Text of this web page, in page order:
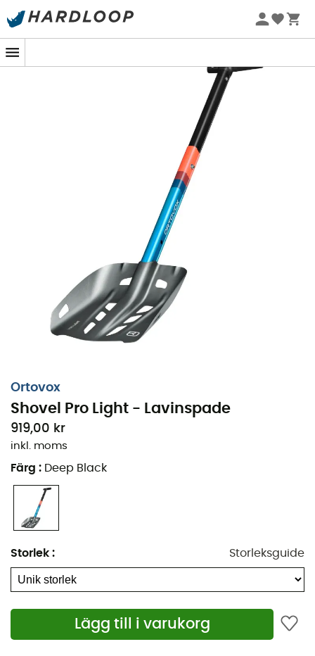
Sommarerbjudanden 🔥 -5 % EXTRA vid köp av 2 produkter*
Ny
Ortovox
Shovel Pro Light - Lavinspade
919,00 kr
inkl. moms
Färg : Deep Black
Storlek : Storleksguide
Lägg till i varukorg